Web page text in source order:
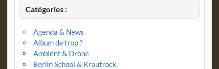
Catégories :
Agenda & News
Album de trop ?
Ambient & Drone
Berlin School & Krautrock